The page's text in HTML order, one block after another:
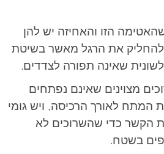
הזו והאחיזה יש להן
את הרגל מאשר בשיטת
שאינה תפורה לצדדים.
מצוינים שאינם נפתחים
המתח לאורך הרכיסה, ויש גומי
הקשר כדי שהשרוכים לא
בשטח.